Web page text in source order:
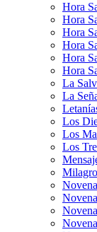
Hora
Hora
Hora
Hora
Hora
Hora
La
La
Los
Los
Los